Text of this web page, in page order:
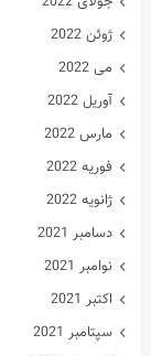
اکتبر 2021
سپتامبر 2021
آگوست 2021
جولای 2021
ژوئن 2021
می 2021
آوریل 2021
مارس 2021
فوریه 2021
ژانویه 2021
دسامبر 2020